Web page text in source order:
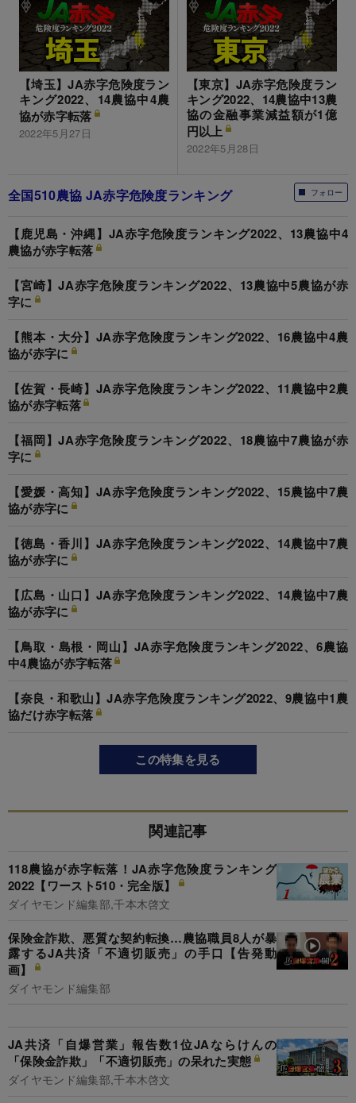
【埼玉】JA赤字危険度ラン
キング2022、14農協中4農
協が赤字転落
2022年5月27日
【東京】JA赤字危険度ラン
キング2022、14農協中13農
協の金融事業減益額が1億
円以上
2022年5月28日
フォロー
全国510農協 JA赤字危険度ランキング
【鹿児島・沖縄】JA赤字危険度ランキング2022、13農協中4
農協が赤字転落
【宮崎】JA赤字危険度ランキング2022、13農協中5農協が赤
字に
【熊本・大分】JA赤字危険度ランキング2022、16農協中4農
協が赤字に
【佐賀・長崎】JA赤字危険度ランキング2022、11農協中2農
協が赤字転落
【福岡】JA赤字危険度ランキング2022、18農協中7農協が赤
字に
【愛媛・高知】JA赤字危険度ランキング2022、15農協中7農
協が赤字に
【徳島・香川】JA赤字危険度ランキング2022、14農協中7農
協が赤字に
【広島・山口】JA赤字危険度ランキング2022、14農協中7農
協が赤字に
【鳥取・島根・岡山】JA赤字危険度ランキング2022、6農協
中4農協が赤字転落
【奈良・和歌山】JA赤字危険度ランキング2022、9農協中1農
協だけ赤字転落
この特集を見る
関連記事
118農協が赤字転落！JA赤字危険度ランキング
2022【ワースト510・完全版】
ダイヤモンド編集部,千本木啓文
保険金詐欺、悪質な契約転換…農協職員8人が暴
露するJA共済「不適切販売」の手口【告発動
画】
ダイヤモンド編集部
JA共済「自爆営業」報告数1位JAならけんの
「保険金詐欺」「不適切販売」の呆れた実態
ダイヤモンド編集部,千本木啓文